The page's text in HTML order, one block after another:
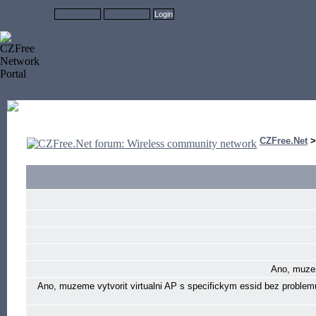
CZFree.Net
Ano,
Ano, muzeme vytvorit virtualni AP s specifickym essid bez